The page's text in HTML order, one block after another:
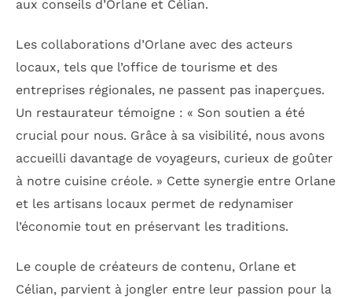
aux conseils d’Orlane et Célian.
Les collaborations d’Orlane avec des acteurs
locaux, tels que l’office de tourisme et des
entreprises régionales, ne passent pas inaperçues.
Un restaurateur témoigne : « Son soutien a été
crucial pour nous. Grâce à sa visibilité, nous avons
accueilli davantage de voyageurs, curieux de goûter
à notre cuisine créole. » Cette synergie entre Orlane
et les artisans locaux permet de redynamiser
l’économie tout en préservant les traditions.
Le couple de créateurs de contenu, Orlane et
Célian, parvient à jongler entre leur passion pour la